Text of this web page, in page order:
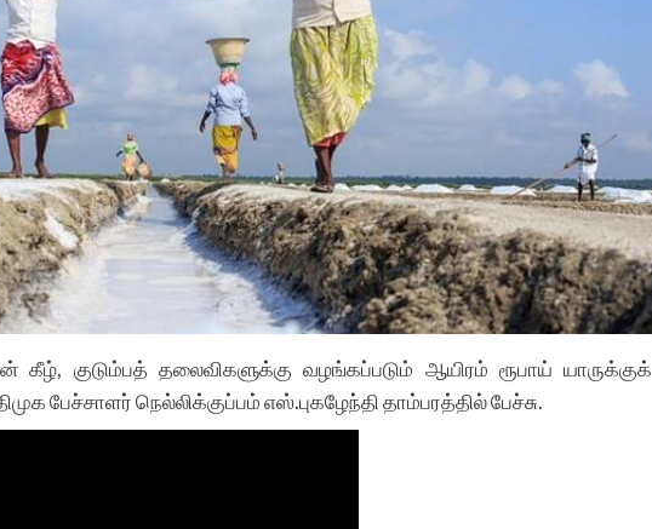
கீழ், குடும்பத் தலைவிகளுக்கு வழங்கப்படும் ஆயிரம் ரூபாய் யாருக்குக்
பேச்சாளர் நெல்லிக்குப்பம் எஸ்.புகழேந்தி தாம்பரத்தில் பேச்சு.